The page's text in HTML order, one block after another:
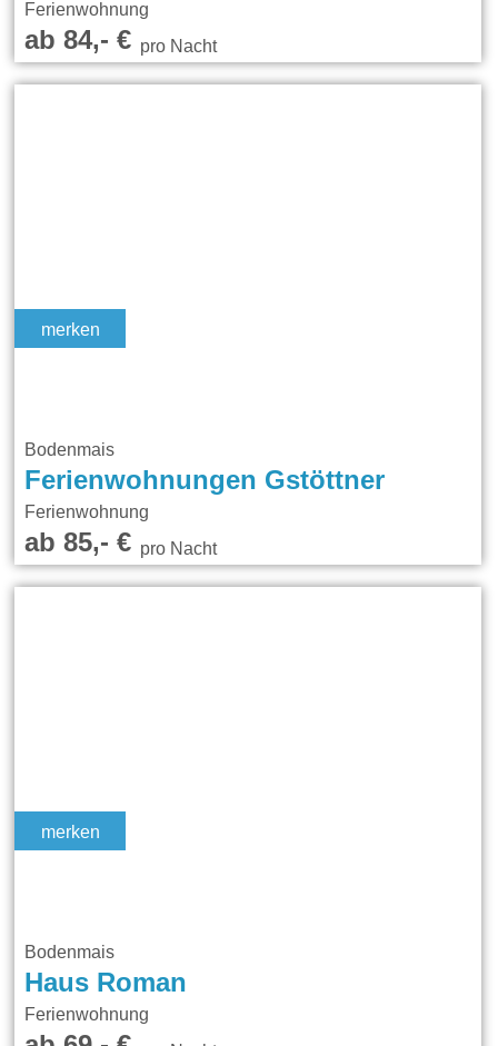
Ferienwohnung
ab 84,- €pro Nacht
merken
Bodenmais
Ferienwohnungen Gstöttner
Ferienwohnung
ab 85,- €pro Nacht
merken
Bodenmais
Haus Roman
Ferienwohnung